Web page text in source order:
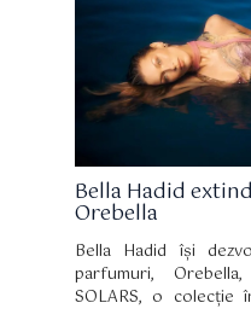
Bella Hadid
Orebella
Bella Hadid își
parfumuri,
SOLARS, o colecție